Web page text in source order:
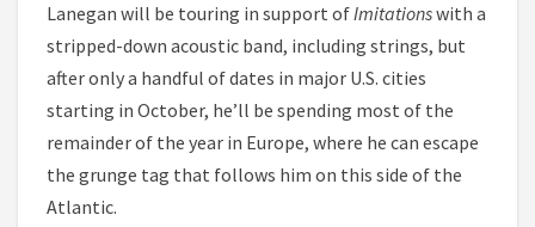
Lanegan will be touring in support ofImitationswith a
stripped-down acoustic band, including strings, but
after only a handful of dates in major U.S. cities
starting in October, he’ll be spending most of the
remainder of the year in Europe, where he can escape
the grunge tag that follows him on this side of the
Atlantic.